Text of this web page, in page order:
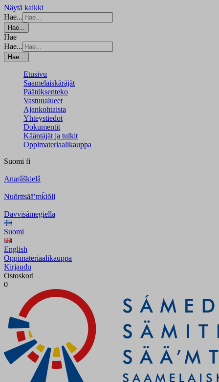
Näytä kaikki
Hae...
Hae...
Hae
Hae...
Hae...
Etusivu
Saamelaiskäräjät
Päätöksenteko
Vastuualueet
Ajankohtaista
Yhteystiedot
Dokumentit
Kääntäjät ja tulkit
Oppimateriaalikauppa
Suomi fi
Anarâškielâ
Nuõrttsääʹmǩiõll
Davvisámegiella
Suomi
English
Oppimateriaalikauppa
Kirjaudu
Ostoskori
0